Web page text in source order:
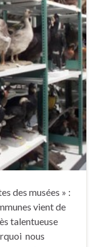
des musées » :
vient de
talentueuse
nous